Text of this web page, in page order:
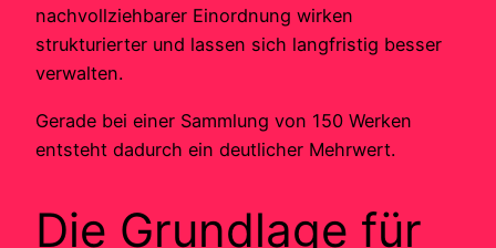
nachvollziehbarer Einordnung wirken
strukturierter und lassen sich langfristig besser
verwalten.
Gerade bei einer Sammlung von 150 Werken
entsteht dadurch ein deutlicher Mehrwert.
Die Grundlage für